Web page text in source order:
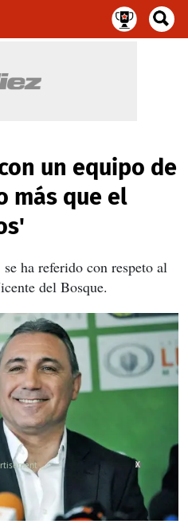
un equipo de
más que el
ha referido con respeto al
del Bosque.
X